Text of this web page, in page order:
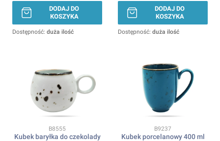
DODAJ DO
KOSZYKA
Dostępność: duża ilość
DODAJ DO
KOSZYKA
Dostępność: duża ilość
Kod produktu
B8555
Kubek baryłka do czekolady
Kod produktu
B9237
Kubek porcelanowy 400 ml